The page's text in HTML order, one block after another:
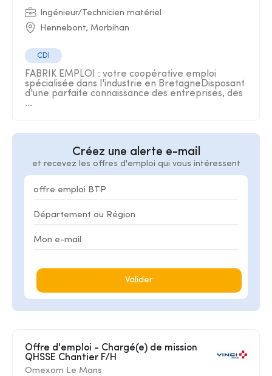
Ingénieur/Technicien matériel
Hennebont, Morbihan
CDI
FABRIK EMPLOI : votre coopérative emploi
spécialisée dans l'industrie en BretagneDisposant
d'une parfaite connaissance des entreprises, des
...
Créez une alerte e-mail
et recevez les offres d'emploi qui vous intéressent
Valider
Offre d'emploi - Chargé(e) de mission
QHSSE Chantier F/H
Omexom Le Mans